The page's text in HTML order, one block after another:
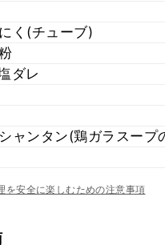
く(チューブ)
ダレ
ャンタン(鶏ガラスープ
を安全に楽しむための注意事項